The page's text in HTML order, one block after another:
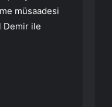
müsaadesi
Demir ile